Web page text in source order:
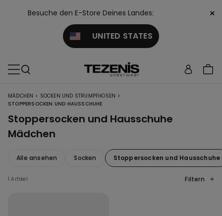
Besuche den E-Store Deines Landes:
UNITED STATES
×
MÄDCHEN > SOCKEN UND STRUMPFHOSEN >
STOPPERSOCKEN UND HAUSSCHUHE
Stoppersocken und Hausschuhe
Mädchen
Alle ansehen Socken Stoppersocken und Hausschuhe
1 Artikel Filtern